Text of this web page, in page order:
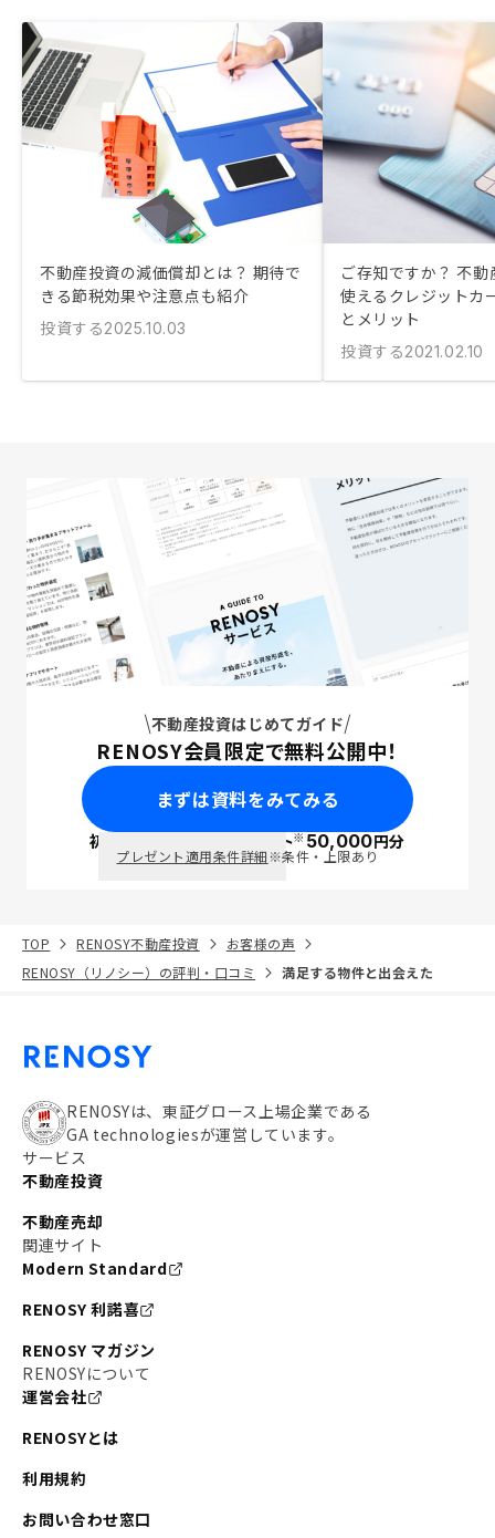
不動産投資の減価償却とは？ 期待で
きる節税効果や注意点も紹介
投資する2025.10.03
ご存知ですか？ 不
使えるクレジットカ
とメリット
投資する2021.02.10
不動産投資はじめてガイド
RENOSY会員限定で無料公開中！
まずは資料をみてみる
初回面談で ポイント※50,000円分
プレゼント適用条件詳細※条件・上限あり
TOP RENOSY不動産投資
お客様の声
RENOSY（リノシー）の評判・口コミ
満足する物件と出会えた
RENOSYは、東証グロース上場企業である
GA technologiesが運営しています。
サービス
不動産投資
不動産売却
関連サイト
Modern Standard
RENOSY 利諾喜
RENOSY マガジン
RENOSYについて
運営会社
RENOSYとは
利用規約
お問い合わせ窓口